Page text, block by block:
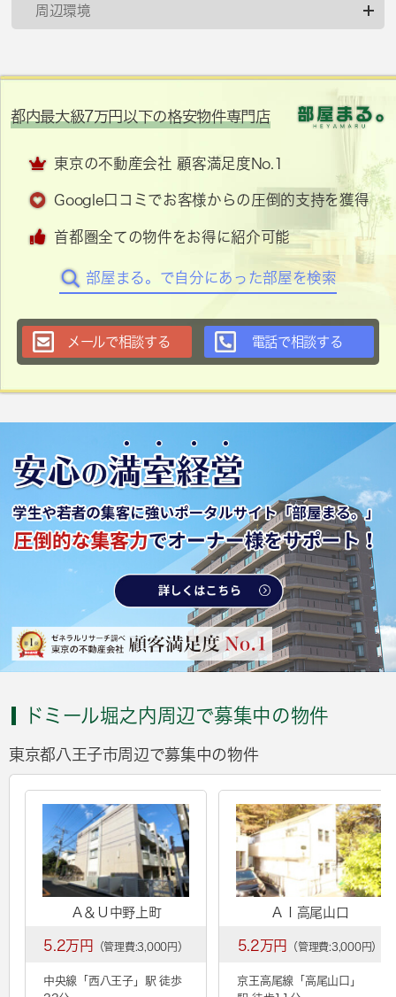
周辺環境
都内最大級7万円以下の格安物件専門店
東京の不動産会社 顧客満足度No.1
Google口コミでお客様からの圧倒的支持を獲得
首都圏全ての物件をお得に紹介可能
部屋まる。で自分にあった部屋を検索
メールで相談する 電話で相談する
ドミール堀之内周辺で募集中の物件
東京都八王子市周辺で募集中の物件
Ａ＆Ｕ中野上町
5.2万円 （管理費:3,000円）
中央線「 西八王子」駅 徒歩
ＡＩ高尾山口
5.2万円 （管理費:3,000円）
京王高尾線「 高尾山口 」